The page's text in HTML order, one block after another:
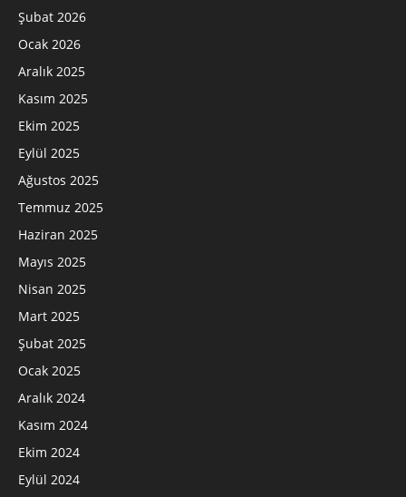
Şubat 2026
Ocak 2026
Aralık 2025
Kasım 2025
Ekim 2025
Eylül 2025
Ağustos 2025
Temmuz 2025
Haziran 2025
Mayıs 2025
Nisan 2025
Mart 2025
Şubat 2025
Ocak 2025
Aralık 2024
Kasım 2024
Ekim 2024
Eylül 2024